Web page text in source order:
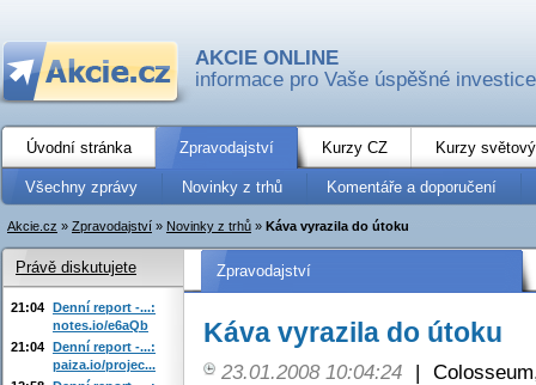
AKCIE ONLINE
informace pro Vaše úspěšné investice
Úvodní stránka Zpravodajství Kurzy CZ Kurzy
Všechny zprávy Novinky z trhů Komentáře a doporučení
Akcie.cz » Zpravodajství » Novinky z trhů » Káva vyrazila do útoku
Zpravodajství
Káva vyrazila do útoku
23.01.2008 10:04:24 |
Právě diskutujete
21:04 Denní report -...:
notes.io/e6aQb
21:04 Denní report -...:
paiza.io/projec...